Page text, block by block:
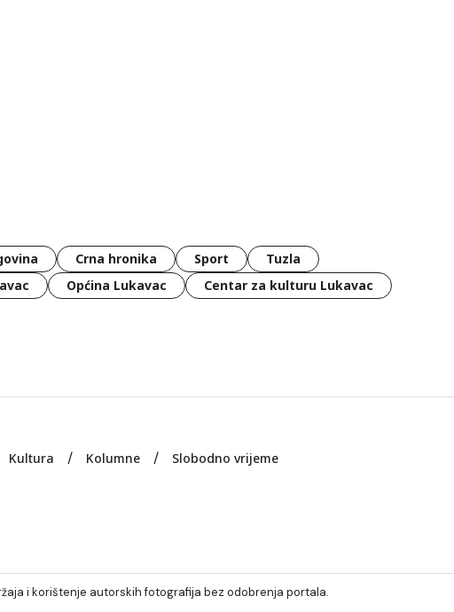
Crna hronika Sport
Tuzla
Općina Lukavac
Centar za kulturu Lukavac
Kultura Kolumne Slobodno vrijeme
i korištenje autorskih fotografija bez odobrenja portala.